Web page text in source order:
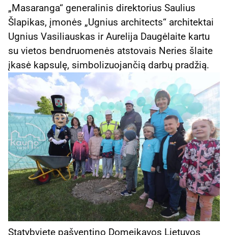
„Masaranga“ generalinis direktorius Saulius
Šlapikas, įmonės „Ugnius architects“ architektai
Ugnius Vasiliauskas ir Aurelija Daugėlaite kartu
su vietos bendruomenės atstovais Neries šlaite
įkasė kapsulę, simbolizuojančią darbų pradžią.
Statybvietę pašventino Domeikavos Lietuvos